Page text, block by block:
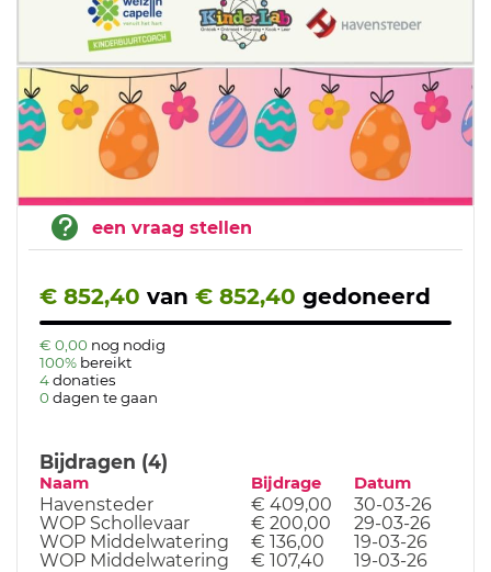
een vraag stellen
€ 852,40 van € 852,40 gedoneerd
€ 0,00 nog nodig
100% bereikt
4donaties
0 dagen te gaan
Bijdragen (4)
Naam Bijdrage Datum
Havensteder € 409,00
30-03-26
WOP Schollevaar
€ 200,00
29-03-26
WOP Middelwatering
€ 136,00
19-03-26
WOP Middelwatering
€ 107,40 19-03-26